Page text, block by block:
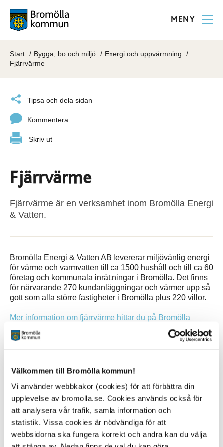
Välkommen till Bromölla kommun!
Vi använder webbkakor (cookies) för att förbättra din
upplevelse av bromolla.se. Cookies används också för
att analysera vår trafik, samla information och
statistik. Vissa cookies är nödvändiga för att
webbsidorna ska fungera korrekt och andra kan du välja
MENY
Start Bygga, bo och miljö
Energi och uppvärmning
Fjärrvärme
Tipsa och dela sidan
Kommentera
Skriv ut
Fjärrvärme
Fjärrvärme är en verksamhet inom Bromölla Energi
& Vatten.
Bromölla Energi & Vatten AB levererar miljövänlig energi
för värme och varmvatten till ca 1500 hushåll och till ca 60
företag och kommunala inrättningar i Bromölla. Det finns
för närvarande 270 kundanläggningar och värmer upp så
gott som alla större fastigheter i Bromölla plus 220 villor.
Mer information om fjärrvärme hittar du på Bromölla